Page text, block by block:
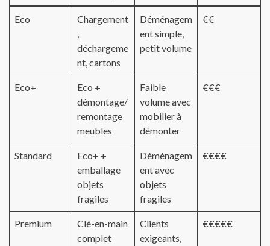
Eco
Chargement
,
déchargeme
nt, cartons
Déménagem
ent simple,
petit volume
€€
Eco+
Eco +
démontage/
remontage
meubles
Faible
volume avec
mobilier à
démonter
€€€
Standard
Eco+ +
emballage
objets
fragiles
Déménagem
ent avec
objets
fragiles
€€€€
Premium
Clé-en-main
complet
Clients
exigeants,
€€€€€